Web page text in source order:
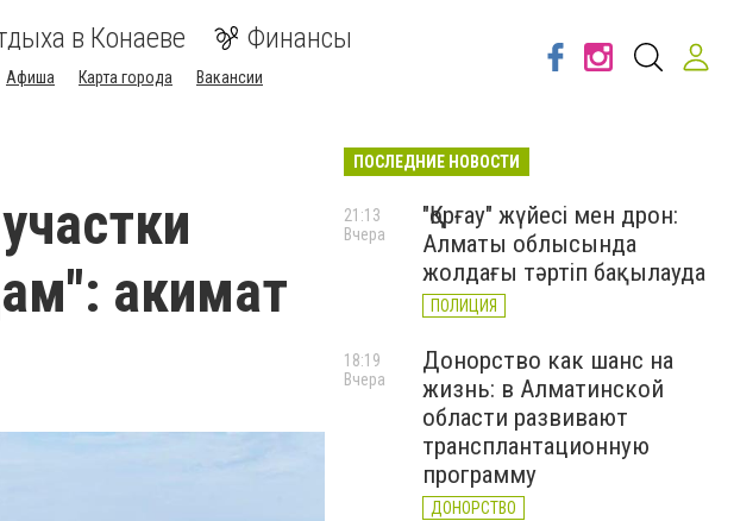
в Конаеве Финансы
Афиша Карта города Вакансии
акимат
ПОСЛЕДНИЕ НОВОСТИ
"Қорғау" жүйесі мен дрон:
Алматы облысында
жолдағы тәртіп бақылауда
ПОЛИЦИЯ
21:13
Вчера
Донорство как шанс на
жизнь: в Алматинской
области развивают
трансплантационную
программу
ДОНОРСТВО
18:19
Вчера